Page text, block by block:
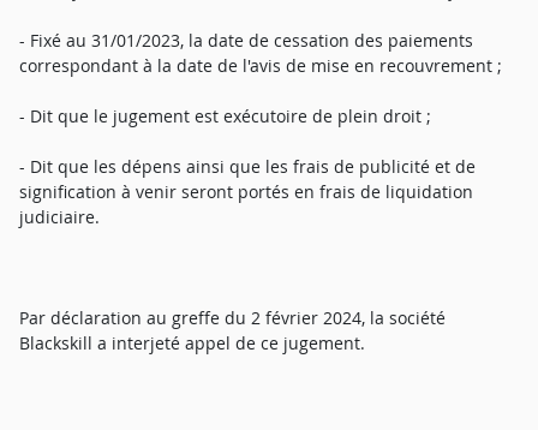
- Fixé au 31/01/2023, la date de cessation des paiements
correspondant à la date de l'avis de mise en recouvrement ;
- Dit que le jugement est exécutoire de plein droit ;
- Dit que les dépens ainsi que les frais de publicité et de
signification à venir seront portés en frais de liquidation
judiciaire.
Par déclaration au greffe du 2 février 2024, la société
Blackskill a interjeté appel de ce jugement.